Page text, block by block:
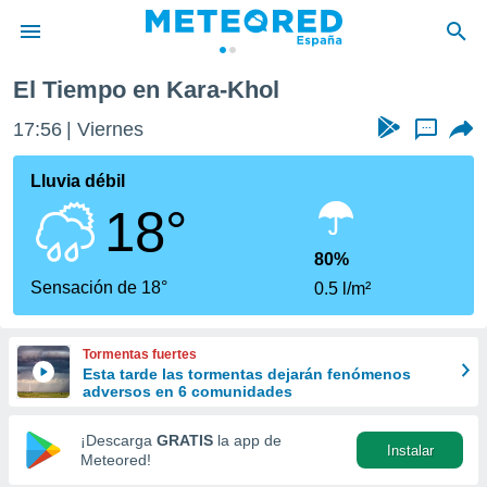
de
por
se
calidad.
a este
las
y
forma
digital
basada
El Tiempo en Kara-Khol
17:56 Viernes ...
Lluvia débil
18°
Sensación de 18°
80%
0.5 l/m²
Tormentas fuertes
Esta tarde las tormentas dejarán fenómenos
adversos en 6 comunidades
¡Descarga GRATIS la app de
Meteored!
Instalar